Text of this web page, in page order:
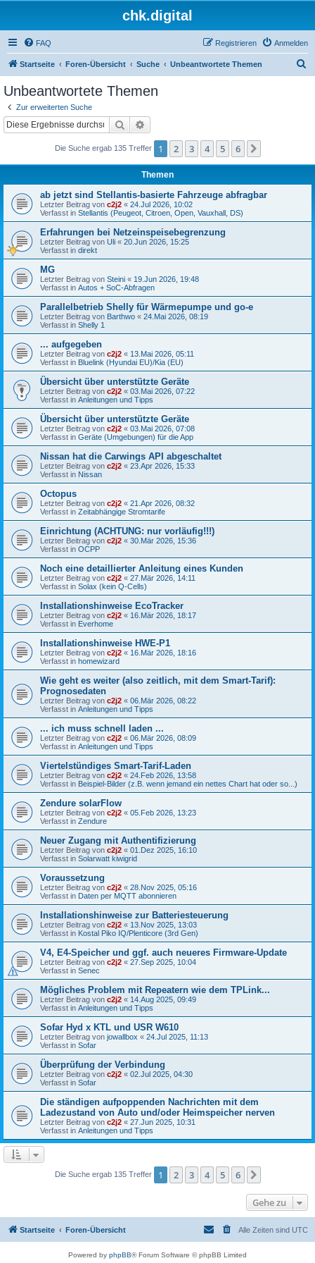
chk.digital
FAQ Anmelden
Registrieren
Startseite Foren-Übersicht Suche Unbeantwortete Themen
Unbeantwortete Themen
Zur erweiterten Suche
Suche
Die Suche ergab 135 Treffer 1 2 3 4 5 6
Themen
ab jetzt sind Stellantis-basierte Fahrzeuge abfragbar
Letzter Beitrag von c2j2 « 24.Jul 2026, 10:02
Verfasst in Stellantis (Peugeot, Citroen, Open, Vauxhall, DS)
Erfahrungen bei Netzeinspeisebegrenzung
Letzter Beitrag von Uli « 20.Jun 2026, 15:25
Verfasst in direkt
MG
Letzter Beitrag von Steini « 19.Jun 2026, 19:48
Verfasst in Autos + SoC-Abfragen
Parallelbetrieb Shelly für Wärmepumpe und go-e
Letzter Beitrag von Barthwo « 24.Mai 2026, 08:19
Verfasst in Shelly 1
... aufgegeben
Letzter Beitrag von c2j2 « 13.Mai 2026, 05:11
Verfasst in Bluelink (Hyundai EU)/Kia (EU)
Übersicht über unterstützte Geräte
Letzter Beitrag von c2j2 « 03.Mai 2026, 07:22
Verfasst in Anleitungen und Tipps
Übersicht über unterstützte Geräte
Letzter Beitrag von c2j2 « 03.Mai 2026, 07:08
Verfasst in Geräte (Umgebungen) für die App
Nissan hat die Carwings API abgeschaltet
Letzter Beitrag von c2j2 « 23.Apr 2026, 15:33
Verfasst in Nissan
Octopus
Letzter Beitrag von c2j2 « 21.Apr 2026, 08:32
Verfasst in Zeitabhängige Stromtarife
Einrichtung (ACHTUNG: nur vorläufig!!!)
Letzter Beitrag von c2j2 « 30.Mär 2026, 15:36
Verfasst in OCPP
Noch eine detaillierter Anleitung eines Kunden
Letzter Beitrag von c2j2 « 27.Mär 2026, 14:11
Verfasst in Solax (kein Q-Cells)
Installationshinweise EcoTracker
Letzter Beitrag von c2j2 « 16.Mär 2026, 18:17
Verfasst in Everhome
Installationshinweise HWE-P1
Letzter Beitrag von c2j2 « 16.Mär 2026, 18:16
Verfasst in homewizard
Wie geht es weiter (also zeitlich, mit dem Smart-Tarif):
Prognosedaten
Letzter Beitrag von c2j2 « 06.Mär 2026, 08:22
Verfasst in Anleitungen und Tipps
... ich muss schnell laden ...
Letzter Beitrag von c2j2 « 06.Mär 2026, 08:09
Verfasst in Anleitungen und Tipps
Viertelstündiges Smart-Tarif-Laden
Letzter Beitrag von c2j2 « 24.Feb 2026, 13:58
Verfasst in Beispiel-Bilder (z.B. wenn jemand ein nettes Chart hat oder so...)
Zendure solarFlow
Letzter Beitrag von c2j2 « 05.Feb 2026, 13:23
Verfasst in Zendure
Neuer Zugang mit Authentifizierung
Letzter Beitrag von c2j2 « 01.Dez 2025, 16:10
Verfasst in Solarwatt kiwigrid
Voraussetzung
Letzter Beitrag von c2j2 « 28.Nov 2025, 05:16
Verfasst in Daten per MQTT abonnieren
Installationshinweise zur Batteriesteuerung
Letzter Beitrag von c2j2 « 13.Nov 2025, 13:03
Verfasst in Kostal Piko IQ/Plenticore (3rd Gen)
V4, E4-Speicher und ggf. auch neueres Firmware-Update
Letzter Beitrag von c2j2 « 27.Sep 2025, 10:04
Verfasst in Senec
Mögliches Problem mit Repeatern wie dem TPLink...
Letzter Beitrag von c2j2 « 14.Aug 2025, 09:49
Verfasst in Anleitungen und Tipps
Sofar Hyd x KTL und USR W610
Letzter Beitrag von jowallbox « 24.Jul 2025, 11:13
Verfasst in Sofar
Überprüfung der Verbindung
Letzter Beitrag von c2j2 « 02.Jul 2025, 04:30
Verfasst in Sofar
Die ständigen aufpoppenden Nachrichten mit dem
Ladezustand von Auto und/oder Heimspeicher nerven
Letzter Beitrag von c2j2 « 27.Jun 2025, 10:31
Verfasst in Anleitungen und Tipps
Die Suche ergab 135 Treffer 1 2 3 4 5 6
Gehe zu
Startseite Foren-Übersicht Alle Zeiten sind UTC
Powered by phpBB® Forum Software © phpBB Limited